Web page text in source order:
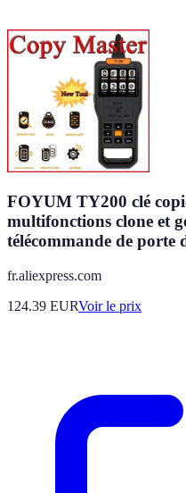
FOYUM TY200 clé
multifonctions clone et
télécommande de porte
fr.aliexpress.com
124.39 EURVoir le prix